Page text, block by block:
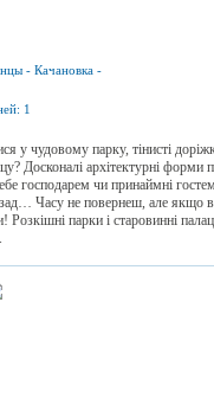
- Качановка -
1
у чудовому парку, тінисті
Досконалі архітектурні форми
господарем чи принаймні
Часу не повернеш, але якщо
Розкішні парки і старовинні